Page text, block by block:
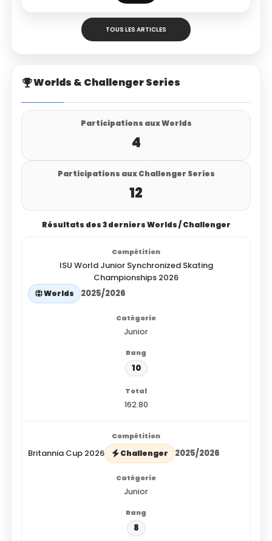
TOUS LES ARTICLES
Worlds & Challenger Series
Participations aux Worlds
4
Participations aux Challenger Series
12
Résultats des 3 derniers Worlds / Challenger
ISU World Junior Synchronized Skating
Championships 2026
Worlds 2025/2026
Junior
10
162.80
Britannia Cup 2026 Challenger 2025/2026
Junior
8